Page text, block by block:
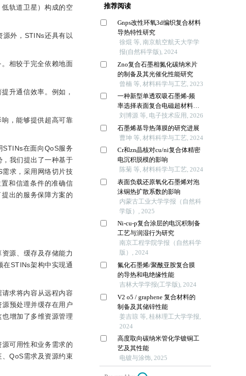
轨道卫星）构成的空
外，STINs还具有以
相较于完全依赖地面
升通信效率。例如，
，能够提供超高可靠
STINs在面向QoS服务
我们提出了一种基于
求，采用网络切片技
和信道条件的准确信
出的服务保障方案的
源、缓存及存储能力
在STINs架构中实现通
求将内容从远程内容
预处理并缓存在用户
增加了多维资源管理
可用性和业务需求的
QoS需求及资源约束